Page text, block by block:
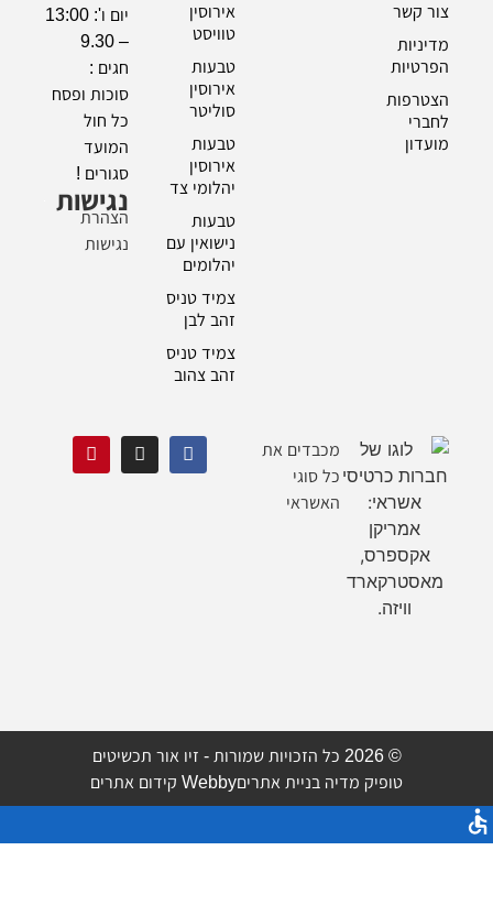
צור קשר
מדיניות
הפרטיות
הצטרפות
לחברי
מועדון
אירוסין
טוויסט
טבעות
אירוסין
סוליטר
טבעות
אירוסין
יהלומי צד
טבעות
נישואין עם
יהלומים
צמיד טניס
זהב לבן
צמיד טניס
זהב צהוב
יום ו': 13:00
– 9.30
חגים :
סוכות ופסח
כל חול
המועד
סגורים !
נגישות
הצהרת
נגישות
מכבדים את
כל סוגי
האשראי
© 2026 כל הזכויות שמורות - זיו אור תכשיטים
טופיק מדיה בניית אתריםWebby קידום אתרים